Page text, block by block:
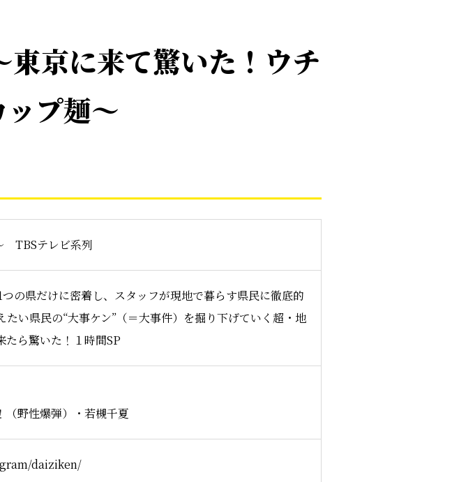
京に来て驚いた！ウチ
プ麺〜
TBSテレビ系列
の県だけに密着し、スタッフが現地で暮らす県民に徹底的
たい県民の“大事ケン”（＝大事件）を掘り下げていく超・地
たら驚いた！１時間SP
（野性爆弾）・若槻千夏
daiziken/